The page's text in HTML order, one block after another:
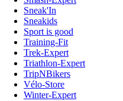
Sneak'In
Sneakids
Sport is good
Training-Fit
Trek-Expert
Triathlon-Expert
TripNBikers
Vélo-Store
Winter-Expert